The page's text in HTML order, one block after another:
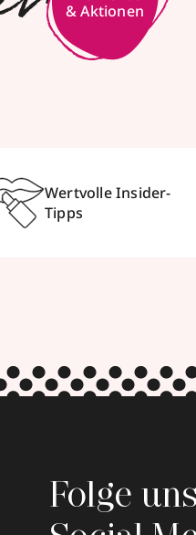
Wertvolle Insider-
Tipps
Folge